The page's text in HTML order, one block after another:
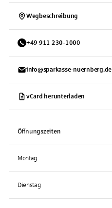
Wegbeschreibung
+49 911 230-1000
info@sparkasse-nuernberg.de
vCard herunterladen
Öffnungszeiten
Montag
Dienstag